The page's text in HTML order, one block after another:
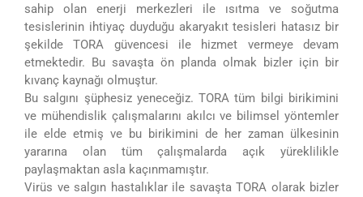
sahip olan enerji merkezleri ile ısıtma ve soğutma
tesislerinin ihtiyaç duyduğu akaryakıt tesisleri hatasız bir
şekilde TORA güvencesi ile hizmet vermeye devam
etmektedir. Bu savaşta ön planda olmak bizler için bir
kıvanç kaynağı olmuştur.
Bu salgını şüphesiz yeneceğiz. TORA tüm bilgi birikimini
ve mühendislik çalışmalarını akılcı ve bilimsel yöntemler
ile elde etmiş ve bu birikimini de her zaman ülkesinin
yararına olan tüm çalışmalarda açık yüreklilikle
paylaşmaktan asla kaçınmamıştır.
Virüs ve salgın hastalıklar ile savaşta TORA olarak bizler